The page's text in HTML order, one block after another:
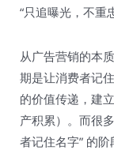
“只追曝光，不重
从广告营销的本
期是让消费者记
的价值传递，建
产积累）。而很
者记住名字” 的阶